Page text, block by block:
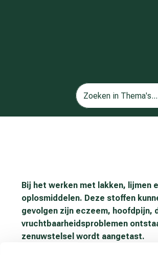
Bij het werken met lakken, lijmen
oplosmiddelen. Deze stoffen
gevolgen zijn eczeem, hoofdpijn,
vruchtbaarheidsproblemen
zenuwstelsel wordt aangetast.